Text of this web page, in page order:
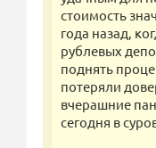
стоимость
года назад,
рублевых
поднять
потеряли
вчерашние
сегодня в